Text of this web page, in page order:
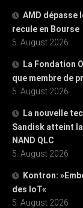
AMD dépasse
recule en Bourse
5. August 2026
La Fondation
que membre de
5. August 2026
La nouvelle
Sandisk atteint
NAND QLC
5. August 2026
Kontron:
des IoT«
5. August 2026